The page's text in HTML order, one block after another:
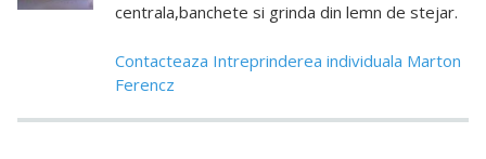
centrala,banchete si grinda din lemn de stejar.
Contacteaza Intreprinderea individuala Marton
Ferencz